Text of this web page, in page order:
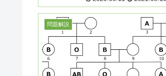
していきましょう。 ...
問題解説